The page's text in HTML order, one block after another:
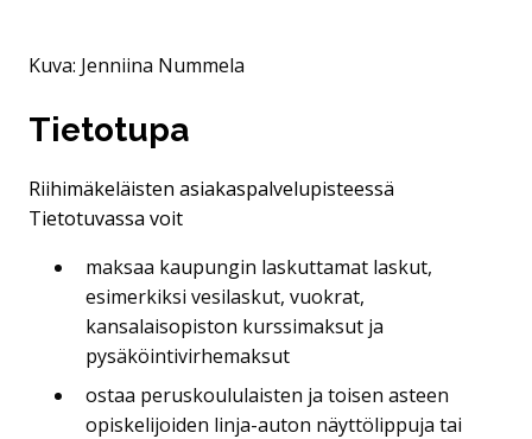
Kuva: Jenniina Nummela
Tietotupa
Riihimäkeläisten asiakaspalvelupisteessä
Tietotuvassa voit
maksaa kaupungin laskuttamat laskut,
esimerkiksi vesilaskut, vuokrat,
kansalaisopiston kurssimaksut ja
pysäköintivirhemaksut
ostaa peruskoululaisten ja toisen asteen
opiskelijoiden linja-auton näyttölippuja tai